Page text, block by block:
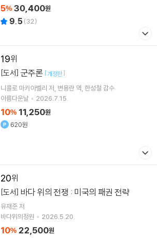
5% 30,400원
9.5(32)
19
[도서] 군주론 [개정판]
니콜로 마키아벨리 저 변용란 역 한성철 감수
아름다운날
2026.7.15.
10% 11,250원
620원
20
[도서] 바다 위의 전쟁 : 미국의 패권 전략
유재준저
바다위의정원
2026.5.20.
10% 22,500원